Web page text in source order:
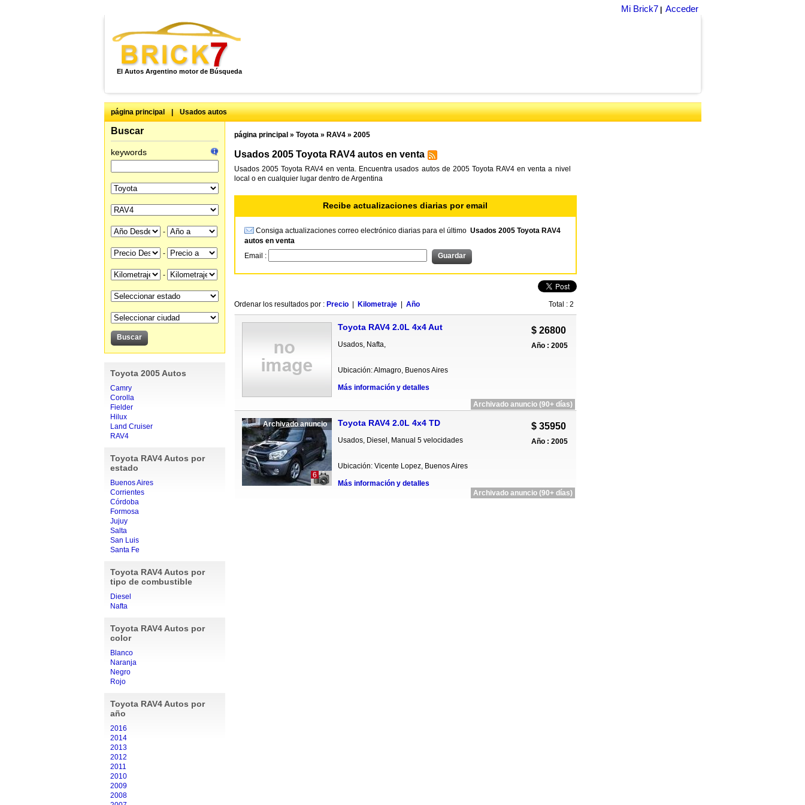
Mi Brick7 Acceder
El Autos Argentino motor de Búsqueda
página principal | Usados autos
Buscar
keywords
-
-
-
Toyota 2005 Autos
Camry
Corolla
Fielder
Hilux
Land Cruiser
RAV4
Toyota RAV4 Autos por
estado
Buenos Aires
Corrientes
Córdoba
Formosa
Jujuy
Salta
San Luis
Santa Fe
Toyota RAV4 Autos por
tipo de combustible
Diesel
Nafta
Toyota RAV4 Autos por
color
Blanco
Naranja
Negro
Rojo
Toyota RAV4 Autos por
año
2016
2014
2013
2012
2011
2010
2009
2008
página principal » Toyota» RAV4» 2005
Usados 2005 Toyota RAV4 autos en venta
Usados 2005 Toyota RAV4 en venta. Encuentra usados autos de 2005 Toyota RAV4 en venta a nivel
local o en cualquier lugar dentro de Argentina
Recibe actualizaciones diarias por email
Consiga actualizaciones correo electrónico diarias para el último Usados 2005 Toyota RAV4
autos en venta
Email :
Ordenar los resultados por : Precio| Kilometraje| Año Total : 2
Toyota RAV4 2.0L 4x4 Aut
Usados, Nafta,
Ubicación: Almagro, Buenos Aires
Más información y detalles
$ 26800
Año : 2005
Archivado anuncio (90+ días)
Archivado anuncio
6
Toyota RAV4 2.0L 4x4 TD
Usados, Diesel, Manual 5 velocidades
Ubicación: Vicente Lopez, Buenos Aires
Más información y detalles
$ 35950
Año : 2005
Archivado anuncio (90+ días)